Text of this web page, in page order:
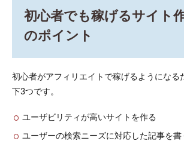
初心者でも稼げるサイト
のポイント
初心者がアフィリエイトで稼げるようになる
下3つです。
ユーザビリティが高いサイトを作る
ユーザーの検索ニーズに対応した記事を書